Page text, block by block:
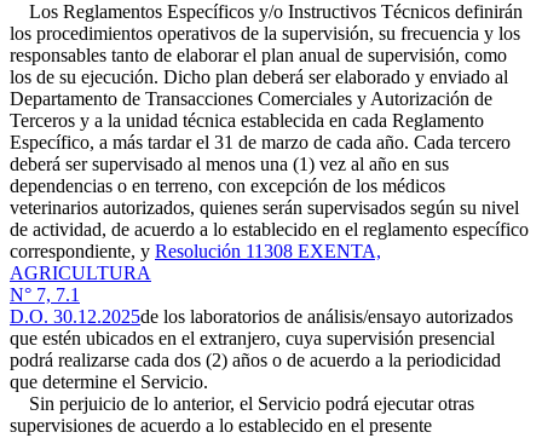
Los Reglamentos Específicos y/o Instructivos Técnicos definirán
los procedimientos operativos de la supervisión, su frecuencia y los
responsables tanto de elaborar el plan anual de supervisión, como
los de su ejecución. Dicho plan deberá ser elaborado y enviado al
Departamento de Transacciones Comerciales y Autorización de
Terceros y a la unidad técnica establecida en cada Reglamento
Específico, a más tardar el 31 de marzo de cada año. Cada tercero
deberá ser supervisado al menos una (1) vez al año en sus
dependencias o en terreno, con excepción de los médicos
veterinarios autorizados, quienes serán supervisados según su nivel
de actividad, de acuerdo a lo establecido en el reglamento específico
correspondiente, y Resolución 11308 EXENTA,
AGRICULTURA
N° 7, 7.1
D.O. 30.12.2025de los laboratorios de análisis/ensayo autorizados
que estén ubicados en el extranjero, cuya supervisión presencial
podrá realizarse cada dos (2) años o de acuerdo a la periodicidad
que determine el Servicio.
Sin perjuicio de lo anterior, el Servicio podrá ejecutar otras
supervisiones de acuerdo a lo establecido en el presente